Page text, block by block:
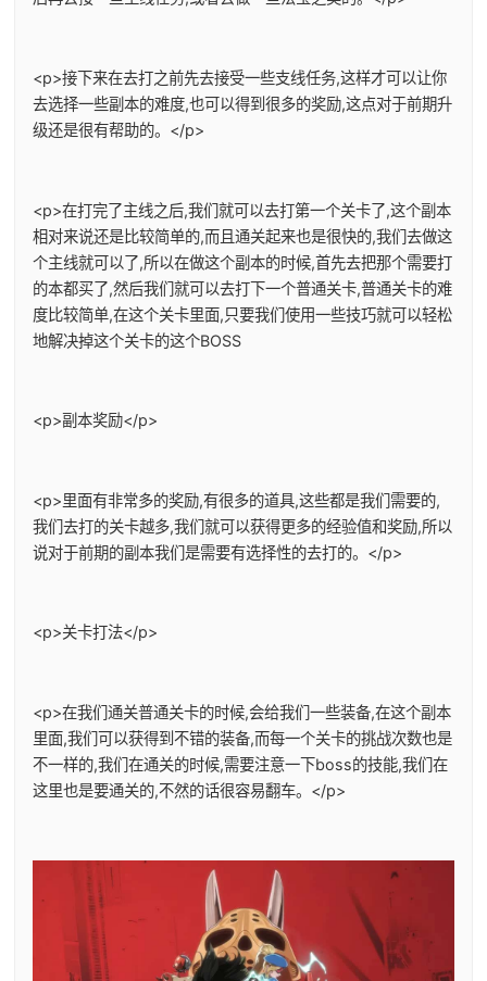
<p>接下来在去打之前先去接受一些支线任务,这样才可以让你
去选择一些副本的难度,也可以得到很多的奖励,这点对于前期升
级还是很有帮助的。</p>
<p>在打完了主线之后,我们就可以去打第一个关卡了,这个副本
相对来说还是比较简单的,而且通关起来也是很快的,我们去做这
个主线就可以了,所以在做这个副本的时候,首先去把那个需要打
的本都买了,然后我们就可以去打下一个普通关卡,普通关卡的难
度比较简单,在这个关卡里面,只要我们使用一些技巧就可以轻松
地解决掉这个关卡的这个BOSS
<p>副本奖励</p>
<p>里面有非常多的奖励,有很多的道具,这些都是我们需要的,
我们去打的关卡越多,我们就可以获得更多的经验值和奖励,所以
说对于前期的副本我们是需要有选择性的去打的。</p>
<p>关卡打法</p>
<p>在我们通关普通关卡的时候,会给我们一些装备,在这个副本
里面,我们可以获得到不错的装备,而每一个关卡的挑战次数也是
不一样的,我们在通关的时候,需要注意一下boss的技能,我们在
这里也是要通关的,不然的话很容易翻车。</p>